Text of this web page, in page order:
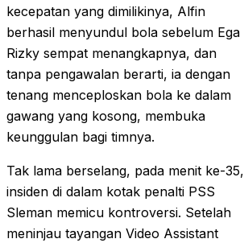
kecepatan yang dimilikinya, Alfin
berhasil menyundul bola sebelum Ega
Rizky sempat menangkapnya, dan
tanpa pengawalan berarti, ia dengan
tenang menceploskan bola ke dalam
gawang yang kosong, membuka
keunggulan bagi timnya.
Tak lama berselang, pada menit ke-35,
insiden di dalam kotak penalti PSS
Sleman memicu kontroversi. Setelah
meninjau tayangan Video Assistant